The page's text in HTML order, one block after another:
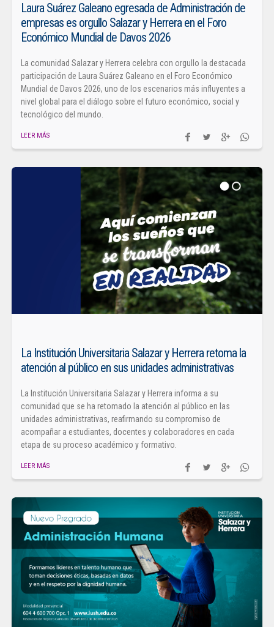
Laura Suárez Galeano egresada de Administración de
empresas es orgullo Salazar y Herrera en el Foro
Económico Mundial de Davos 2026
La comunidad Salazar y Herrera celebra con orgullo la destacada
participación de Laura Suárez Galeano en el Foro Económico
Mundial de Davos 2026, uno de los escenarios más influyentes a
nivel global para el diálogo sobre el futuro económico, social y
tecnológico del mundo.
LEER MÁS
La Institución Universitaria Salazar y Herrera retoma la
atención al público en sus unidades administrativas
La Institución Universitaria Salazar y Herrera informa a su
comunidad que se ha retomado la atención al público en las
unidades administrativas, reafirmando su compromiso de
acompañar a estudiantes, docentes y colaboradores en cada
etapa de su proceso académico y formativo.
LEER MÁS